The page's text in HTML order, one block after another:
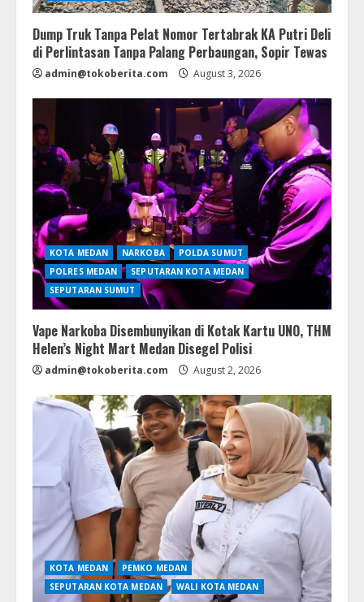
Dump Truk Tanpa Pelat Nomor Tertabrak KA Putri Deli
di Perlintasan Tanpa Palang Perbaungan, Sopir Tewas
admin@tokoberita.com August 3, 2026
KOTA MEDAN NARKOBA
POLDA SUMUT
POLRES MEDAN
SEPUTARAN KOTA MEDAN
SEPUTARAN SUMUT
Vape Narkoba Disembunyikan di Kotak Kartu UNO, THM
Helen’s Night Mart Medan Disegel Polisi
admin@tokoberita.com August 2, 2026
KOTA MEDAN
PEMKO MEDAN
SEPUTARAN KOTA MEDAN
WALI KOTA MEDAN